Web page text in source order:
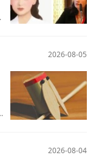
2026-08-05
2026-08-04